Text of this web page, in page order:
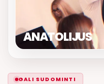
ANATOLIJUS
GALI SUDOMINTI